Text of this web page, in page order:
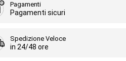
Pagamenti
Pagamenti sicuri
Spedizione Veloce
in 24/48 ore